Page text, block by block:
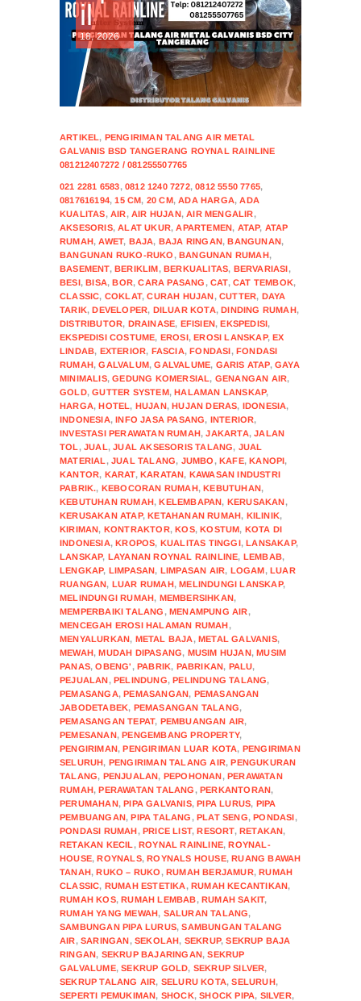
il
18, 2026
ARTIKEL, PENGIRIMAN TALANG AIR METAL
GALVANIS BSD TANGERANG ROYNAL RAINLINE
081212407272 / 081255507765
021 2281 6583,0812 1240 7272,0812 5550 7765,
0817616194,15 CM, 20 CM,ADA HARGA,ADA
KUALITAS,AIR,AIR HUJAN,AIR MENGALIR,
AKSESORIS,ALAT UKUR,APARTEMEN, ATAP, ATAP
RUMAH,AWET, BAJA, BAJA RINGAN,BANGUNAN,
BANGUNAN RUKO-RUKO ,BANGUNAN RUMAH,
BASEMENT,BERIKLIM,BERKUALITAS, BERVARIASI,
BESI,BISA,BOR,CARA PASANG ,CAT,CAT TEMBOK,
CLASSIC, COKLAT,CURAH HUJAN,CUTTER, DAYA
TARIK,DEVELOPER, DILUAR KOTA,DINDING RUMAH,
DISTRIBUTOR, DRAINASE, EFISIEN,EKSPEDISI,
EKSPEDISI COSTUME, EROSI,EROSI LANSKAP,EX
LINDAB, EXTERIOR, FASCIA,FONDASI,FONDASI
RUMAH,GALVALUM,GALVALUME, GARIS ATAP,GAYA
MINIMALIS,GEDUNG KOMERSIAL, GENANGAN AIR,
GOLD,GUTTER SYSTEM,HALAMAN LANSKAP,
HARGA,HOTEL, HUJAN,HUJAN DERAS, IDONESIA,
INDONESIA,INFO JASA PASANG, INTERIOR,
INVESTASI PERAWATAN RUMAH,JAKARTA,JALAN
TOL ,JUAL,JUAL AKSESORIS TALANG, JUAL
MATERIAL ,JUAL TALANG, JUMBO ,KAFE,KANOPI,
KANTOR, KARAT,KARATAN, KAWASAN INDUSTRI
PABRIK., KEBOCORAN RUMAH,KEBUTUHAN,
KEBUTUHAN RUMAH,KELEMBAPAN, KERUSAKAN,
KERUSAKAN ATAP,KETAHANAN RUMAH, KILINIK,
KIRIMAN, KONTRAKTOR,KOS,KOSTUM, KOTA DI
INDONESIA,KROPOS, KUALITAS TINGGI,LANSAKAP,
LANSKAP, LAYANAN ROYNAL RAINLINE, LEMBAB,
LENGKAP, LIMPASAN, LIMPASAN AIR, LOGAM,LUAR
RUANGAN, LUAR RUMAH,MELINDUNGI LANSKAP,
MELINDUNGI RUMAH, MEMBERSIHKAN,
MEMPERBAIKI TALANG ,MENAMPUNG AIR,
MENCEGAH EROSI HALAMAN RUMAH,
MENYALURKAN, METAL BAJA,METAL GALVANIS,
MEWAH,MUDAH DIPASANG, MUSIM HUJAN,MUSIM
PANAS,OBENG' ,PABRIK, PABRIKAN, PALU,
PEJUALAN,PELINDUNG,PELINDUNG TALANG,
PEMASANGA,PEMASANGAN, PEMASANGAN
JABODETABEK, PEMASANGAN TALANG,
PEMASANGAN TEPAT, PEMBUANGAN AIR,
PEMESANAN,PENGEMBANG PROPERTY,
PENGIRIMAN,PENGIRIMAN LUAR KOTA, PENGIRIMAN
SELURUH, PENGIRIMAN TALANG AIR,PENGUKURAN
TALANG, PENJUALAN, PEPOHONAN,PERAWATAN
RUMAH,PERAWATAN TALANG ,PERKANTORAN,
PERUMAHAN,PIPA GALVANIS,PIPA LURUS, PIPA
PEMBUANGAN,PIPA TALANG ,PLAT SENG,PONDASI,
PONDASI RUMAH,PRICE LIST,RESORT,RETAKAN,
RETAKAN KECIL ,ROYNAL RAINLINE,ROYNAL-
HOUSE,ROYNALS,ROYNALS HOUSE,RUANG BAWAH
TANAH,RUKO – RUKO ,RUMAH BERJAMUR,RUMAH
CLASSIC, RUMAH ESTETIKA,RUMAH KECANTIKAN,
RUMAH KOS,RUMAH LEMBAB,RUMAH SAKIT,
RUMAH YANG MEWAH, SALURAN TALANG,
SAMBUNGAN PIPA LURUS,SAMBUNGAN TALANG
AIR,SARINGAN,SEKOLAH, SEKRUP,SEKRUP BAJA
RINGAN, SEKRUP BAJARINGAN,SEKRUP
GALVALUME,SEKRUP GOLD, SEKRUP SILVER,
SEKRUP TALANG AIR, SELURU KOTA,SELURUH,
SEPERTI PEMUKIMAN, SHOCK,SHOCK PIPA, SILVER,